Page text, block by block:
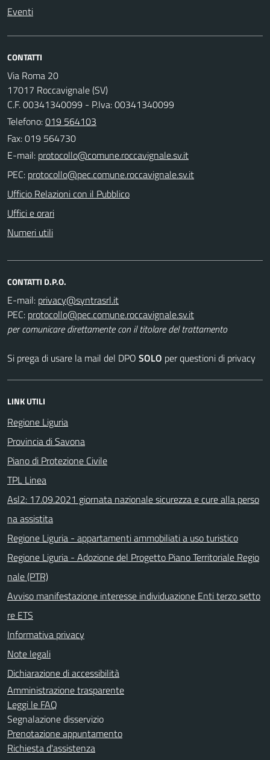
Eventi
CONTATTI
Via Roma 20
17017 Roccavignale (SV)
C.F. 00341340099 - P.Iva: 00341340099
Telefono:019 564103
Fax: 019 564730
E-mail:
PEC:
Ufficio Relazioni con il Pubblico
Uffici e orari
Numeri utili
CONTATTI D.P.O.
E-mail:
PEC:
per comunicare direttamente con il titolare del trattamento
Si prega di usare la mail del DPO SOLO per questioni di privacy
LINK UTILI
Regione Liguria
Provincia di Savona
Piano di Protezione Civile
TPL Linea
Asl2: 17.09.2021 giornata nazionale sicurezza e cure alla perso
na assistita
Regione Liguria - appartamenti ammobiliati a uso turistico
Regione Liguria - Adozione del Progetto Piano Territoriale Regio
nale (PTR)
Avviso manifestazione interesse individuazione Enti terzo setto
re ETS
Informativa privacy
Note legali
Dichiarazione di accessibilità
Amministrazione trasparente
Leggi le FAQ
Segnalazione disservizio
Prenotazione appuntamento
Richiesta d'assistenza